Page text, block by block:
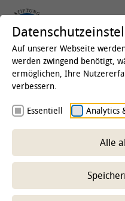
Startseite
Melissa
-- Unterbereich
Auf unserer Webseite
werden zwingend benötigt,
ermöglichen, Ihre
verbessern.
Essentiell Analytics
Alle